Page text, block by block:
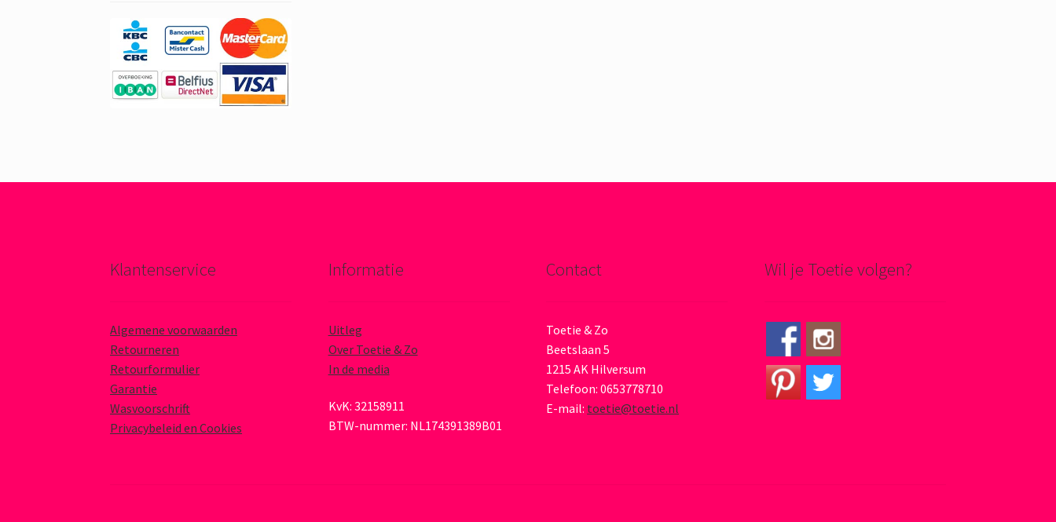
Klantenservice
Algemene voorwaarden
Retourneren
Retourformulier
Garantie
Wasvoorschrift
Privacybeleid en Cookies
Informatie
Uitleg
Over Toetie & Zo
In de media
KvK: 32158911
BTW-nummer: NL174391389B01
Contact
Toetie & Zo
Beetslaan 5
1215 AK Hilversum
Telefoon: 0653778710
E-mail: toetie@toetie.nl
Wil je Toetie volgen?